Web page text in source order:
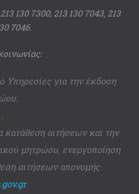
130 7300, 213 130 7043, 213
7046.
Υπηρεσίες για την έκδοση
κατάθεση αιτήσεων και την
μητρώου, ενεργοποίηση
αιτήσεων απονομής